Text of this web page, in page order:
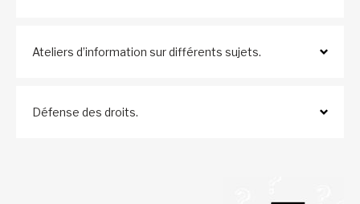
Ateliers d’information sur différents sujets.
Défense des droits.